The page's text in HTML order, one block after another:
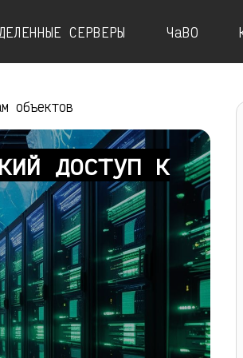
СЕРВЕРЫ ЧаВО
объектов
доступ к